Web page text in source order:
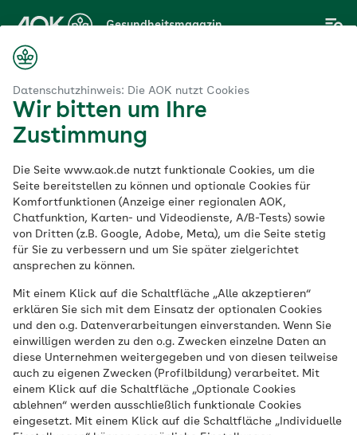
Datenschutzhinweis: Die AOK nutzt Cookies
Wir bitten um Ihre
Zustimmung
Die Seite www.aok.de nutzt funktionale Cookies, um die
Seite bereitstellen zu können und optionale Cookies für
Komfortfunktionen (Anzeige einer regionalen AOK,
Chatfunktion, Karten- und Videodienste, A/B-Tests) sowie
von Dritten (z.B. Google, Adobe, Meta), um die Seite stetig
für Sie zu verbessern und um Sie später zielgerichtet
ansprechen zu können.
Mit einem Klick auf die Schaltfläche „Alle akzeptieren“
erklären Sie sich mit dem Einsatz der optionalen Cookies
und den o.g. Datenverarbeitungen einverstanden. Wenn Sie
einwilligen werden zu den o.g. Zwecken einzelne Daten an
diese Unternehmen weitergegeben und von diesen teilweise
auch zu eigenen Zwecken (Profilbildung) verarbeitet. Mit
einem Klick auf die Schaltfläche „Optionale Cookies
ablehnen“ werden ausschließlich funktionale Cookies
eingesetzt. Mit einem Klick auf die Schaltfläche „Individuelle
Hauptinhalt
springen
Gesundheitsmagazin
Thema
AOK Hessen Rezepte
& Trends